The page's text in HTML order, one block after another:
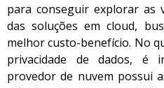
para conseguir explorar as
das soluções em cloud,
melhor custo-benefício. No
privacidade de dados, é
provedor de nuvem possui